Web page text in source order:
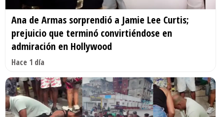
Ana de Armas sorprendió a Jamie Lee Curtis;
prejuicio que terminó convirtiéndose en
admiración en Hollywood
Hace 1 día